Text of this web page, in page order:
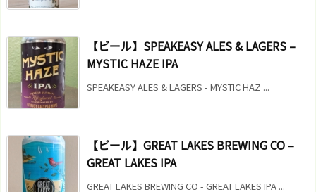
【ビール】SPEAKEASY ALES & LAGERS –
MYSTIC HAZE IPA
SPEAKEASY ALES & LAGERS - MYSTIC HAZ ...
【ビール】GREAT LAKES BREWING CO –
GREAT LAKES IPA
GREAT LAKES BREWING CO - GREAT LAKES IPA ...